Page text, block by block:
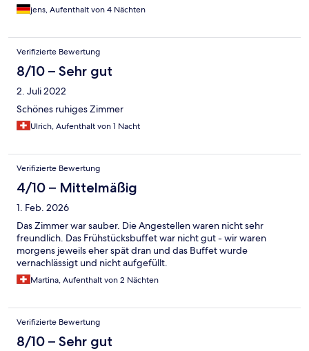
jens, Aufenthalt von 4 Nächten
Verifizierte Bewertung
8/10 – Sehr gut
2. Juli 2022
Schönes ruhiges Zimmer
Ulrich, Aufenthalt von 1 Nacht
Verifizierte Bewertung
4/10 – Mittelmäßig
1. Feb. 2026
Das Zimmer war sauber. Die Angestellen waren nicht sehr
freundlich. Das Frühstücksbuffet war nicht gut - wir waren
morgens jeweils eher spät dran und das Buffet wurde
vernachlässigt und nicht aufgefüllt.
Martina, Aufenthalt von 2 Nächten
Verifizierte Bewertung
8/10 – Sehr gut